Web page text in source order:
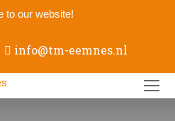
to our website!
info@tm-eemnes.nl